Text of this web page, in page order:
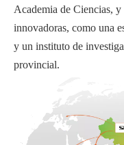
Academia de Ciencias,
innovadoras, como una
y un instituto de
provincial.